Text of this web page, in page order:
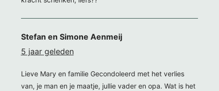
Stefan en Simone Aenmeij
5 jaar geleden
Lieve Mary en familie Gecondoleerd met het verlies
van, je man en je maatje, jullie vader en opa. Wat is het